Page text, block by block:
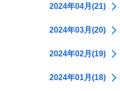
2024年04月(21)
2024年03月(20)
2024年02月(19)
2024年01月(18)